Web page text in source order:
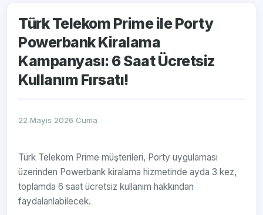
Türk Telekom Prime ile Porty
Powerbank Kiralama
Kampanyası: 6 Saat Ücretsiz
Kullanım Fırsatı!
22 Mayıs 2026 Cuma
Türk Telekom Prime müşterileri, Porty uygulaması
üzerinden Powerbank kiralama hizmetinde ayda 3 kez,
toplamda 6 saat ücretsiz kullanım hakkından
faydalanlabilecek.